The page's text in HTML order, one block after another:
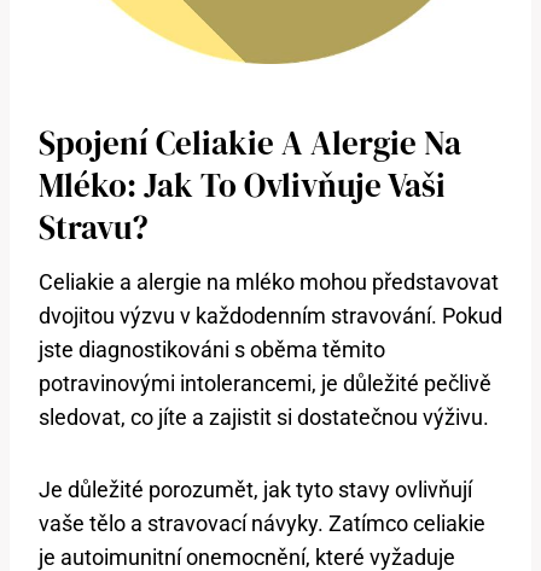
Spojení Celiakie A Alergie Na
Mléko: Jak To Ovlivňuje Vaši
Stravu?
Celiakie a alergie na mléko mohou představovat
dvojitou výzvu v každodenním stravování. Pokud
jste diagnostikováni s oběma těmito
potravinovými intolerancemi, je důležité pečlivě
sledovat, co jíte a zajistit si dostatečnou výživu.
Je důležité porozumět, jak tyto stavy ovlivňují
vaše tělo a stravovací návyky. Zatímco celiakie
je autoimunitní onemocnění, které vyžaduje